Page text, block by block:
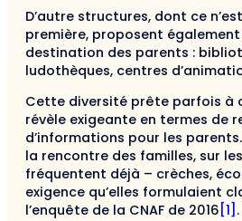
D’autre structures, dont ce
première, proposent
destination des parents :
ludothèques, centres
Cette diversité prête parfois à
révèle exigeante en termes de
d’informations pour les
la rencontre des familles, sur les
fréquentent déjà – crèches,
exigence qu’elles formulaient
l’enquête de la CNAF de 2016 [1] .